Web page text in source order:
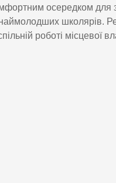
осередком для
школярів.
роботі місцевої